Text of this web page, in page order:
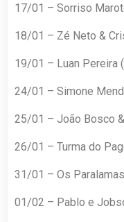
17/01 – Sorriso
18/01 – Zé Neto &
19/01 – Luan Pereira
24/01 – Simone
25/01 – João Bosco
26/01 – Turma do
31/01 – Os
01/02 – Pablo e